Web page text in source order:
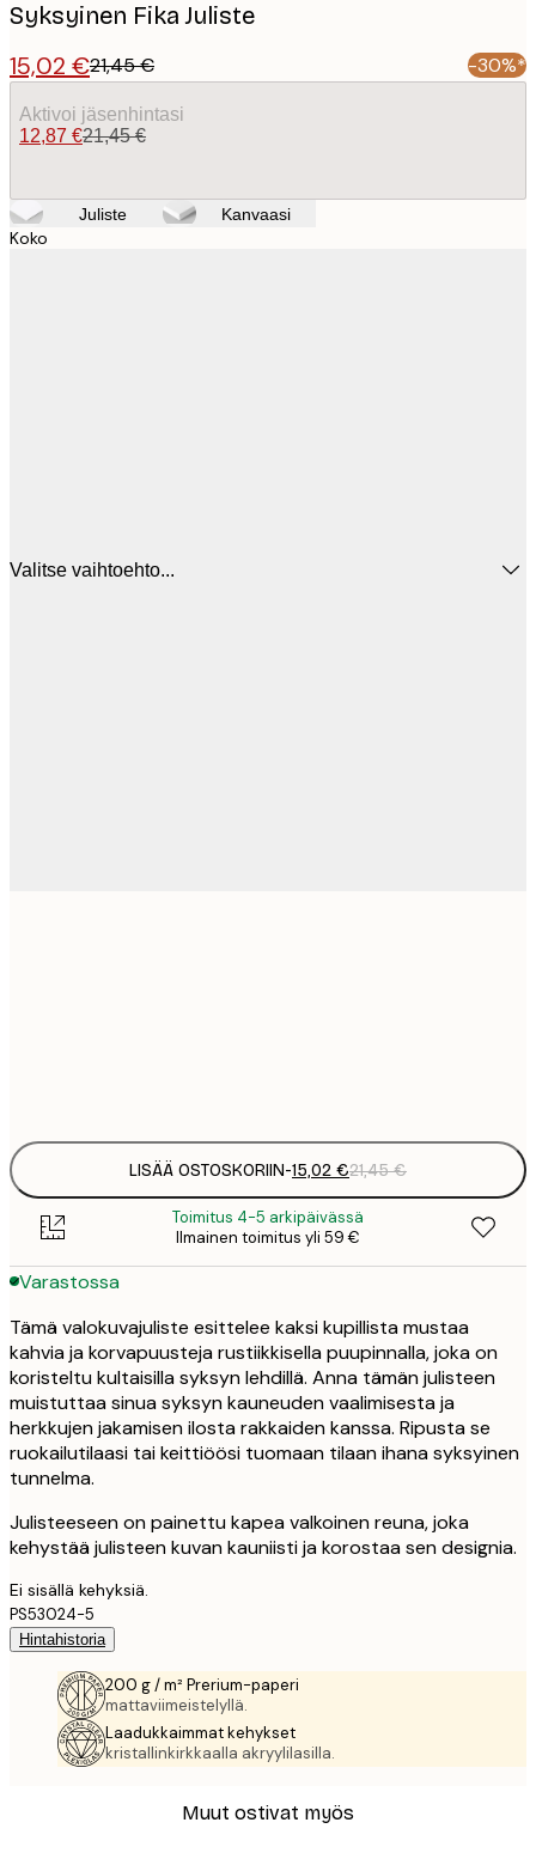
Syksyinen Fika Juliste
15,02 €21,45 € -30%*
Aktivoi jäsenhintasi
12,87 €21,45 €
Juliste Kanvaasi
Koko
Valitse vaihtoehto...
LISÄÄ OSTOSKORIIN-15,02 €21,45 €
Toimitus 4-5 arkipäivässä
Ilmainen toimitus yli 59 €
Varastossa
Tämä valokuvajuliste esittelee kaksi kupillista mustaa
kahvia ja korvapuusteja rustiikkisella puupinnalla, joka on
koristeltu kultaisilla syksyn lehdillä. Anna tämän julisteen
muistuttaa sinua syksyn kauneuden vaalimisesta ja
herkkujen jakamisen ilosta rakkaiden kanssa. Ripusta se
ruokailutilaasi tai keittiöösi tuomaan tilaan ihana syksyinen
tunnelma.
Julisteeseen on painettu kapea valkoinen reuna, joka
kehystää julisteen kuvan kauniisti ja korostaa sen designia.
Ei sisällä kehyksiä.
PS53024-5
Hintahistoria
200 g / m² Prerium-paperi
mattaviimeistelyllä.
Laadukkaimmat kehykset
kristallinkirkkaalla akryylilasilla.
Muut ostivat myös